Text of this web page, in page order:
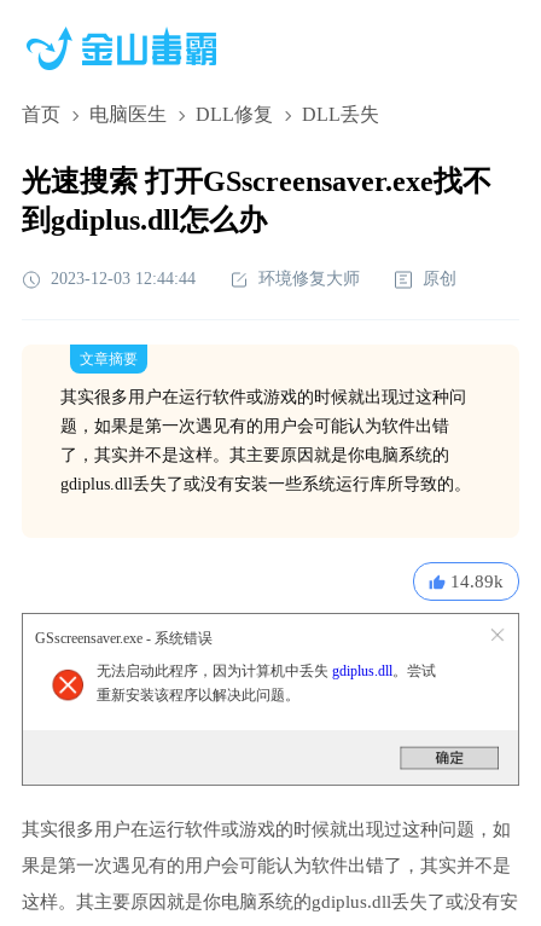
首页 电脑医生 DLL修复 DLL丢失
光速搜索 打开GSscreensaver.exe找不
到gdiplus.dll怎么办
2023-12-03 12:44:44 环境修复大师 原创
文章摘要
其实很多用户在运行软件或游戏的时候就出现过这种问
题，如果是第一次遇见有的用户会可能认为软件出错
了，其实并不是这样。其主要原因就是你电脑系统的
gdiplus.dll丢失了或没有安装一些系统运行库所导致的。
14.89k
GSscreensaver.exe - 系统错误
无法启动此程序，因为计算机中丢失 gdiplus.dll。尝试
重新安装该程序以解决此问题。
其实很多用户在运行软件或游戏的时候就出现过这种问题，如
果是第一次遇见有的用户会可能认为软件出错了，其实并不是
这样。其主要原因就是你电脑系统的gdiplus.dll丢失了或没有安